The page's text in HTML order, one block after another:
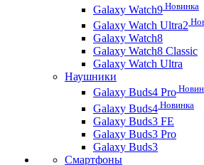
Galaxy Watch9 Новинка
Galaxy Watch Ultra2
Galaxy Watch8
Galaxy Watch8 Classic
Galaxy Watch Ultra
Наушники
Galaxy Buds4 Pro
Galaxy Buds4 Новинка
Galaxy Buds3 FE
Galaxy Buds3 Pro
Galaxy Buds3
Смартфоны